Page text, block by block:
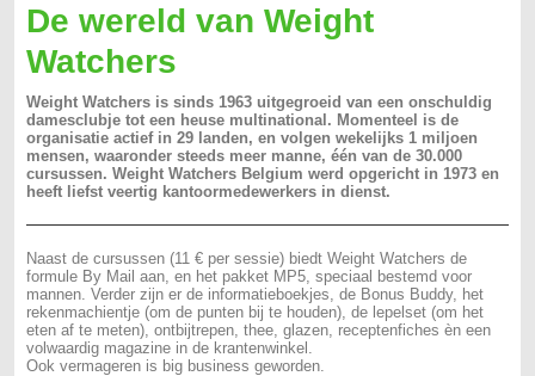
De wereld van Weight
Watchers
Weight Watchers is sinds 1963 uitgegroeid van een onschuldig
damesclubje tot een heuse multinational. Momenteel is de
organisatie actief in 29 landen, en volgen wekelijks 1 miljoen
mensen, waaronder steeds meer manne, één van de 30.000
cursussen. Weight Watchers Belgium werd opgericht in 1973 en
heeft liefst veertig kantoormedewerkers in dienst.
Naast de cursussen (11 € per sessie) biedt Weight Watchers de
formule By Mail aan, en het pakket MP5, speciaal bestemd voor
mannen. Verder zijn er de informatieboekjes, de Bonus Buddy, het
rekenmachientje (om de punten bij te houden), de lepelset (om het
eten af te meten), ontbijtrepen, thee, glazen, receptenfiches èn een
volwaardig magazine in de krantenwinkel.
Ook vermageren is big business geworden.